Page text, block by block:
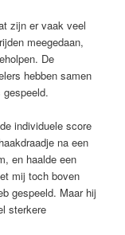
zijn er vaak veel
meegedaan,
De
hebben samen
individuele score
na een
en haalde een
mij toch boven
gespeeld. Maar hij
sterkere